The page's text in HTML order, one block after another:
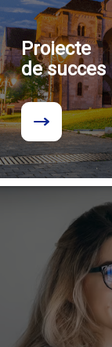
Proiecte
de succes